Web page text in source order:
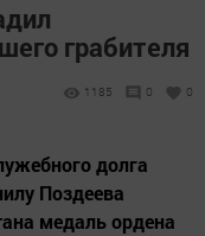
грабителя
1185 0 0
долга
Поздеева
медаль ордена